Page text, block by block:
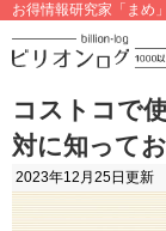
お得情報研究家「まめ
コストコで
対に知って
2023年12月25日 更新